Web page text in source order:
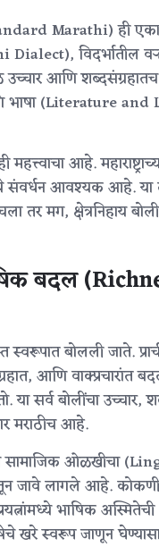
Marathi) ही
विदर्भातील
उच्चार आणि
भाषा (Literature and
आहे.
संवर्धन आवश्यक आहे. या
मग, क्षेत्रनिहाय
बदल
स्वरूपात बोलली जाते.
आणि वाक्प्रचारांत
सर्व बोलींचा उच्चार,
मराठीच आहे.
सामाजिक ओळखीचा
जावे लागले आहे.
भाषिक
खरे स्वरूप जाणून